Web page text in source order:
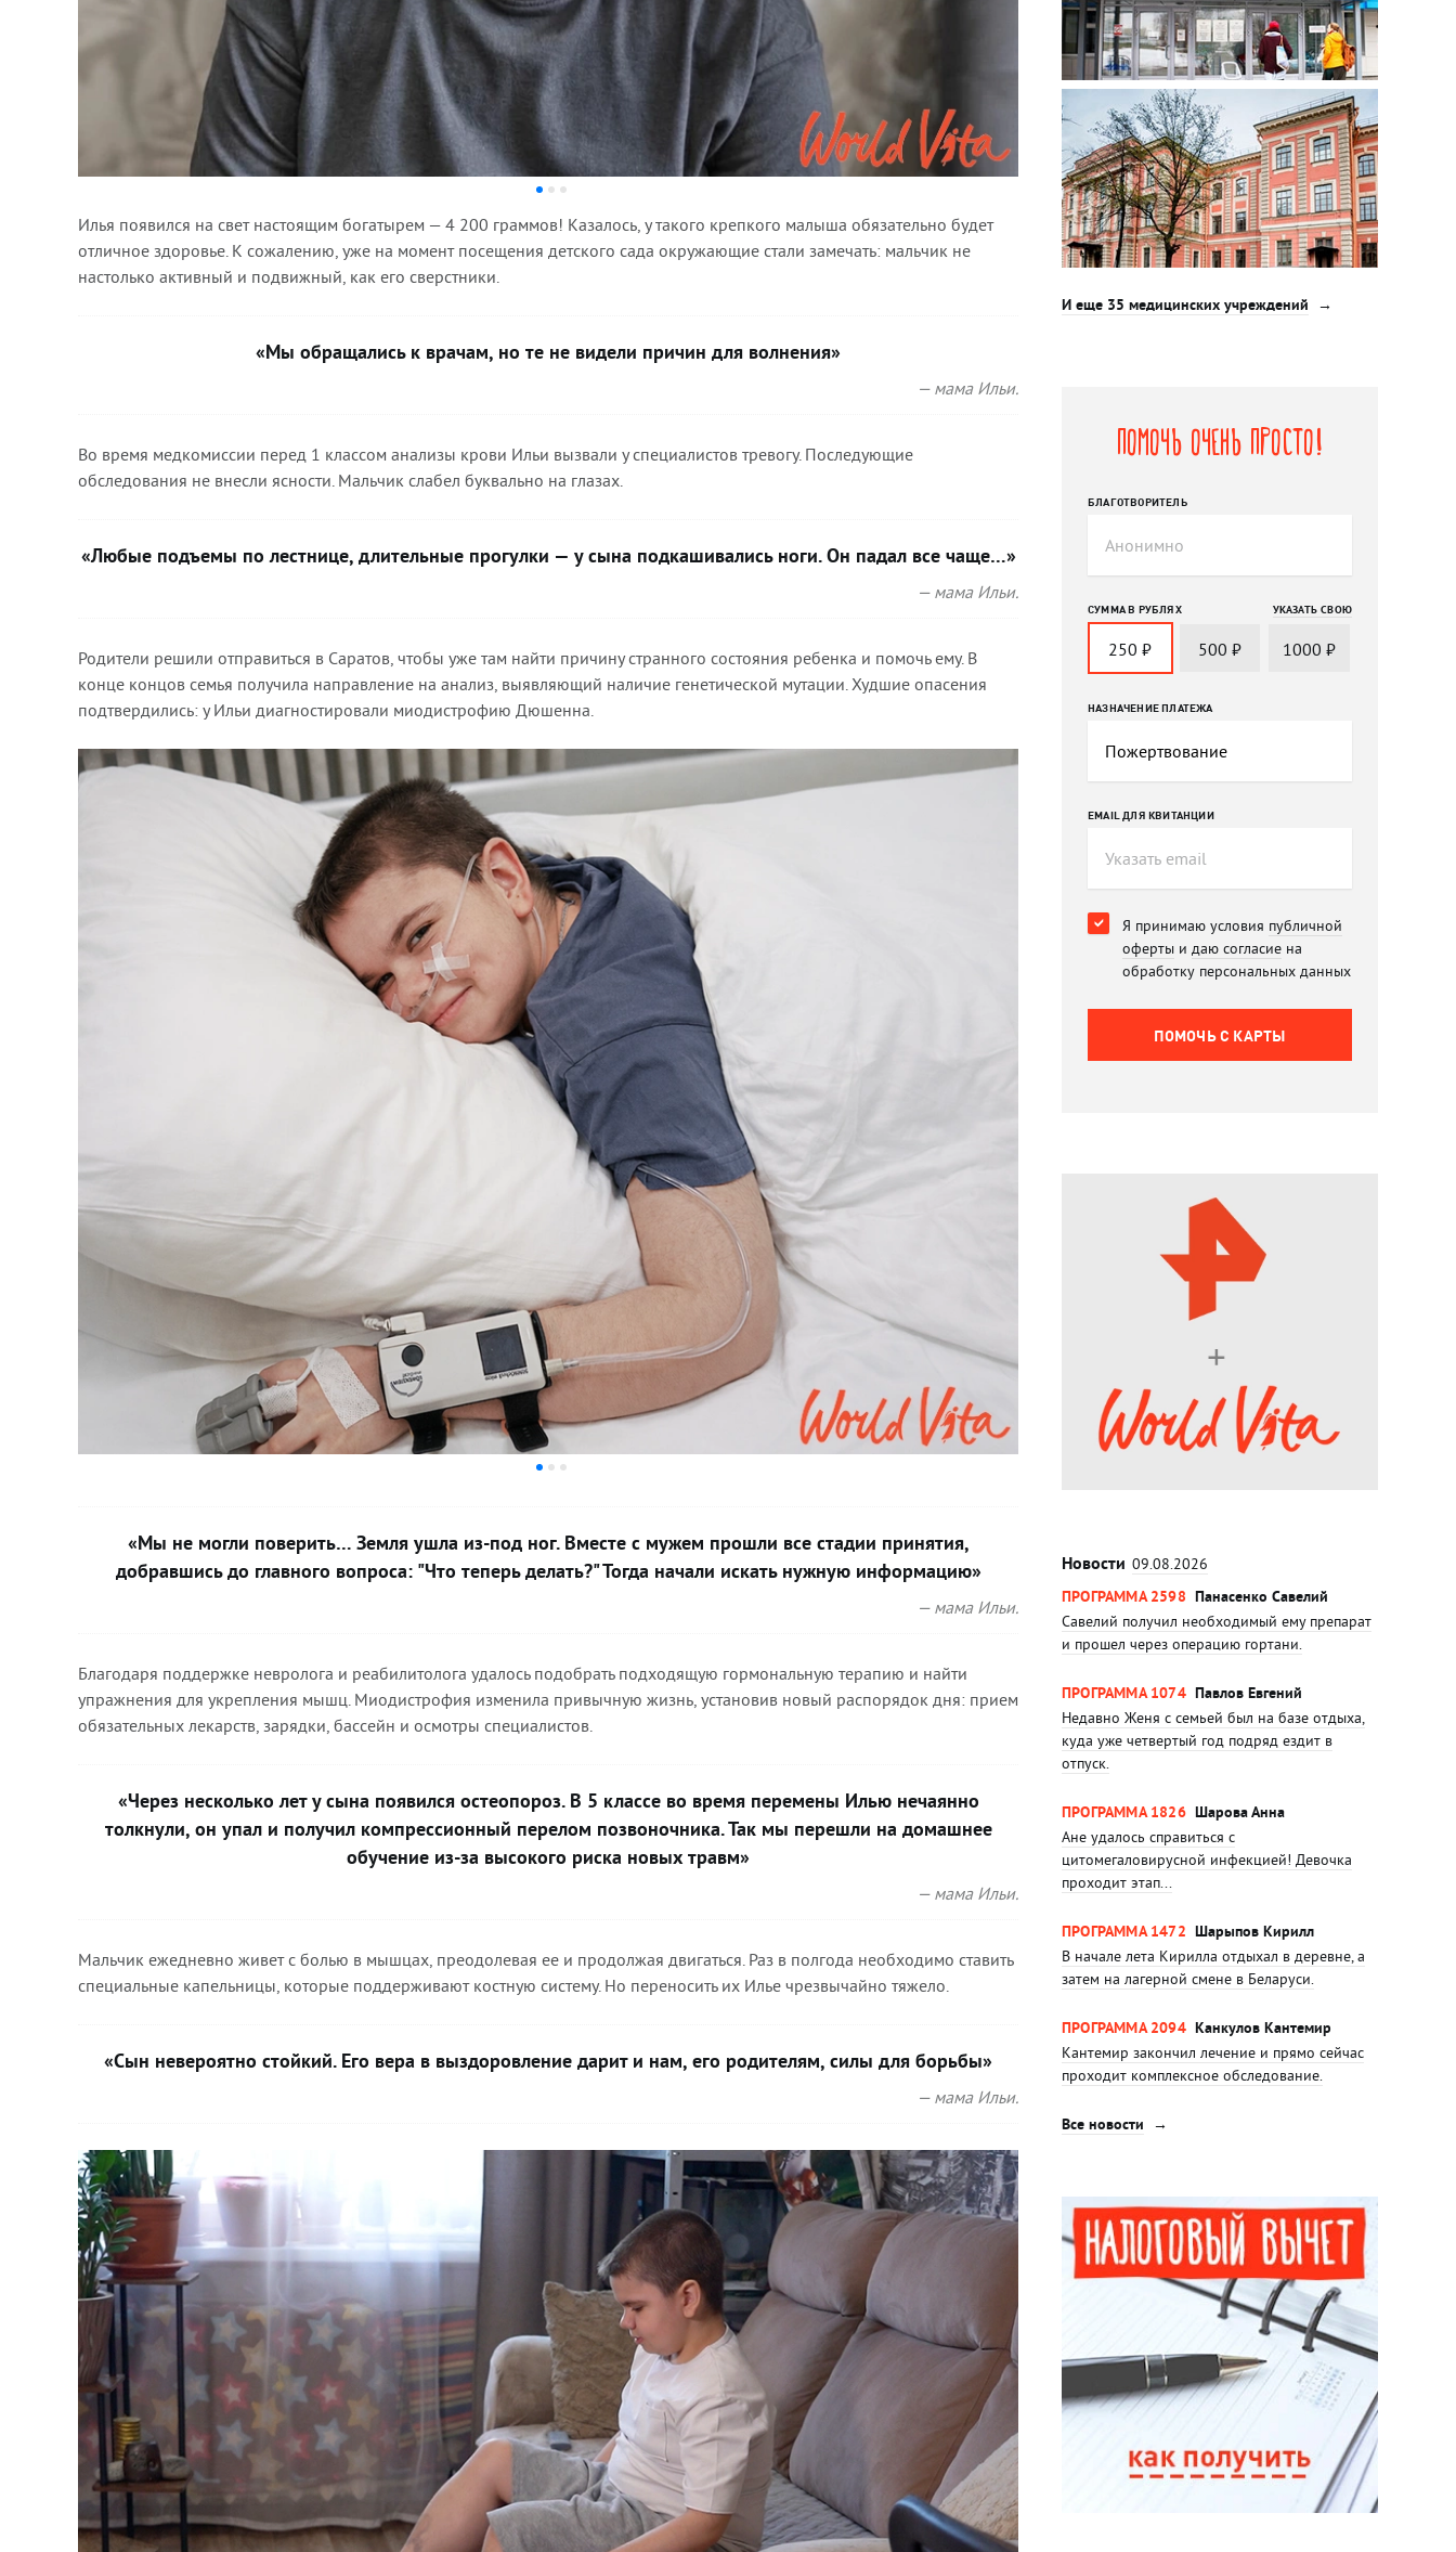
Илья появился на свет настоящим богатырем — 4 200 граммов! Казалось, у такого крепкого малыша обязательно будет
отличное здоровье. К сожалению, уже на момент посещения детского сада окружающие стали замечать: мальчик не
настолько активный и подвижный, как его сверстники.
«Мы обращались к врачам, но те не видели причин для волнения»
— мама Ильи.
Во время медкомиссии перед 1 классом анализы крови Ильи вызвали у специалистов тревогу. Последующие
обследования не внесли ясности. Мальчик слабел буквально на глазах.
«Любые подъемы по лестнице, длительные прогулки — у сына подкашивались ноги. Он падал все чаще…»
— мама Ильи.
Родители решили отправиться в Саратов, чтобы уже там найти причину странного состояния ребенка и помочь ему. В
конце концов семья получила направление на анализ, выявляющий наличие генетической мутации. Худшие опасения
подтвердились: у Ильи диагностировали миодистрофию Дюшенна.
«Мы не могли поверить… Земля ушла из-под ног. Вместе с мужем прошли все стадии принятия,
добравшись до главного вопроса: "Что теперь делать?" Тогда начали искать нужную информацию»
— мама Ильи.
Благодаря поддержке невролога и реабилитолога удалось подобрать подходящую гормональную терапию и найти
упражнения для укрепления мышц. Миодистрофия изменила привычную жизнь, установив новый распорядок дня: прием
обязательных лекарств, зарядки, бассейн и осмотры специалистов.
«Через несколько лет у сына появился остеопороз. В 5 классе во время перемены Илью нечаянно
толкнули, он упал и получил компрессионный перелом позвоночника. Так мы перешли на домашнее
обучение из-за высокого риска новых травм»
— мама Ильи.
Мальчик ежедневно живет с болью в мышцах, преодолевая ее и продолжая двигаться. Раз в полгода необходимо ставить
специальные капельницы, которые поддерживают костную систему. Но переносить их Илье чрезвычайно тяжело.
«Сын невероятно стойкий. Его вера в выздоровление дарит и нам, его родителям, силы для борьбы»
— мама Ильи.
И еще 35 медицинских учреждений
Помочь очень просто!
БЛАГОТВОРИТЕЛЬ
СУММА В РУБЛЯХ
250₽ 500 ₽ 1000₽
УКАЗАТЬ СВОЮ
НАЗНАЧЕНИЕ ПЛАТЕЖА
EMAIL ДЛЯ КВИТАНЦИИ
Я принимаю условия публичной
оферты и даю согласие на
обработку персональных данных
ПОМОЧЬ C КАРТЫ
Новости 09.08.2026
ПРОГРАММА 2598 Панасенко Савелий
Савелий получил необходимый ему препарат
и прошел через операцию гортани.
ПРОГРАММА 1074 Павлов Евгений
Недавно Женя с семьей был на базе отдыха,
куда уже четвертый год подряд ездит в
отпуск.
ПРОГРАММА 1826 Шарова Анна
Ане удалось справиться с
цитомегаловирусной инфекцией! Девочка
проходит этап...
ПРОГРАММА 1472 Шарыпов Кирилл
В начале лета Кирилла отдыхал в деревне, а
затем на лагерной смене в Беларуси.
ПРОГРАММА 2094 Канкулов Кантемир
Кантемир закончил лечение и прямо сейчас
проходит комплексное обследование.
Все новости